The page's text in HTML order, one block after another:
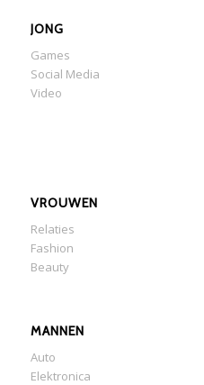
JONG
Games
Social Media
Video
VROUWEN
Relaties
Fashion
Beauty
MANNEN
Auto
Elektronica